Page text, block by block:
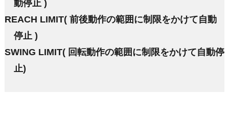
動停止 )
REACH LIMIT( 前後動作の範囲に制限をかけて自動
停止 )
SWING LIMIT( 回転動作の範囲に制限をかけて自動停
止)